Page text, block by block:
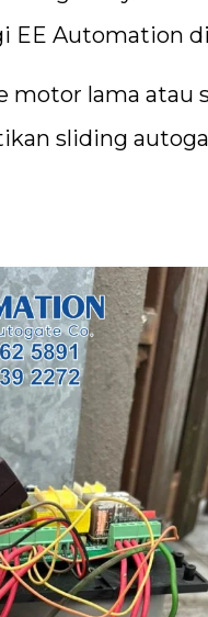
EE Automation
motor lama atau
sliding